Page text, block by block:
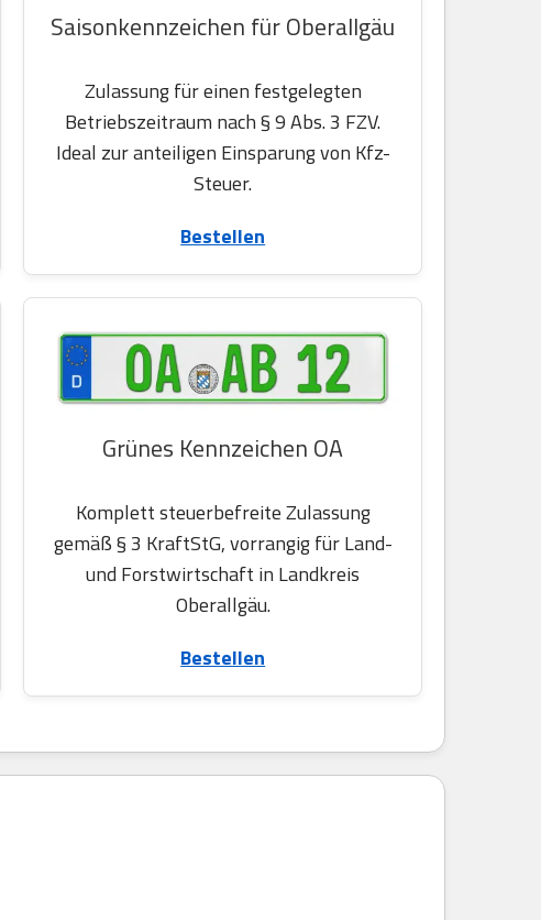
Saisonkennzeichen für Oberallgäu
Zulassung für einen festgelegten
Betriebszeitraum nach § 9 Abs. 3 FZV.
Ideal zur anteiligen Einsparung von Kfz-
Steuer.
Bestellen
Grünes Kennzeichen OA
Komplett steuerbefreite Zulassung
gemäß § 3 KraftStG, vorrangig für Land-
und Forstwirtschaft in Landkreis
Oberallgäu.
Bestellen